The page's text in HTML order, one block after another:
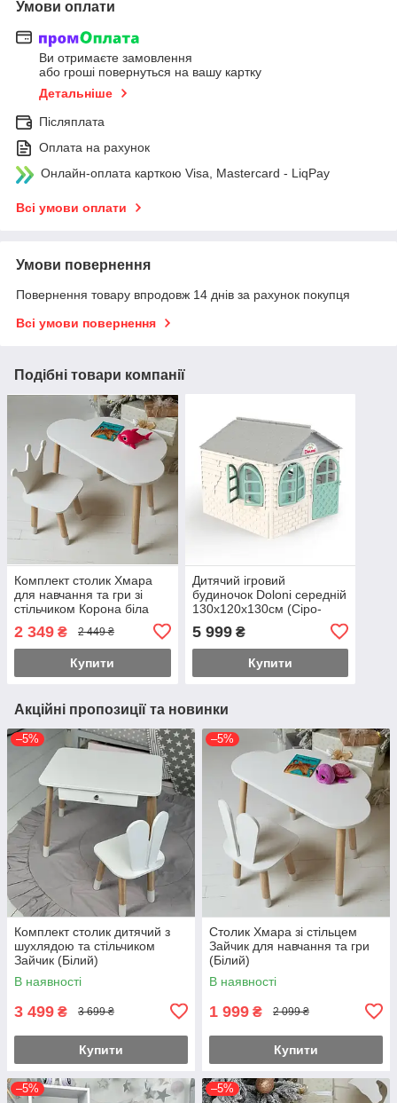
Умови оплати
Ви отримаєте замовлення
або гроші повернуться на вашу картку
Детальніше
Післяплата
Оплата на рахунок
Онлайн-оплата карткою Visa, Mastercard - LiqPay
Всі умови оплати
Умови повернення
Повернення товару впродовж 14 днів за рахунок покупця
Всі умови повернення
Подібні товари компанії
Комплект столик Хмара
для навчання та гри зі
стільчиком Корона біла
2 349 ₴ 2 449 ₴
Купити
Дитячий ігровий
будиночок Doloni середній
130х120х130см (Сіро-
5 999₴
Купити
Акційні пропозиції та новинки
–5%
Комплект столик дитячий з
шухлядою та стільчиком
Зайчик (Білий)
В наявності
3 499 ₴ 3 699 ₴
Купити
–5%
Столик Хмара зі стільцем
Зайчик для навчання та гри
(Білий)
В наявності
1 999 ₴ 2 099 ₴
Купити
–5% –5%